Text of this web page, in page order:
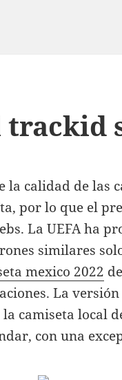
la calidad de las
por lo que el
La UEFA ha
similares
mexico 2022
La
camiseta local
con una